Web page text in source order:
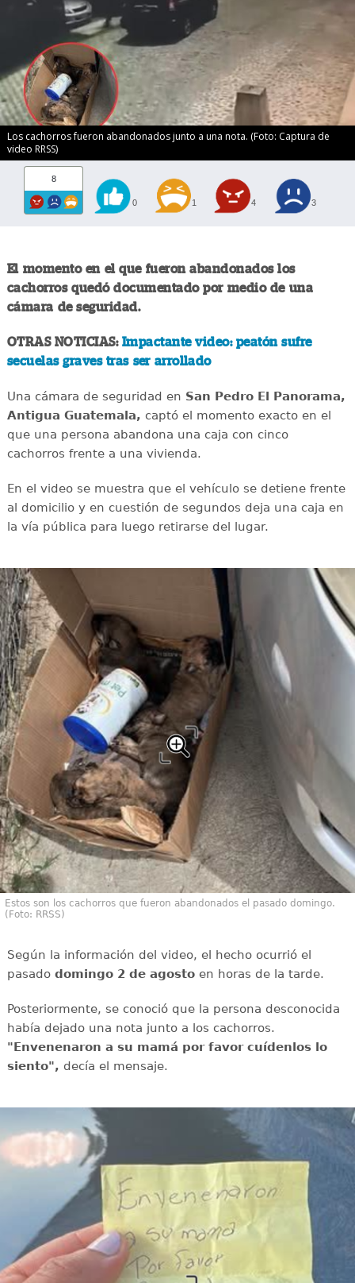
Los cachorros fueron abandonados junto a una nota. (Foto: Captura de
video RRSS)
8
0 1 4 3
El momento en el que fueron abandonados los
cachorros quedó documentado por medio de una
cámara de seguridad.
OTRAS NOTICIAS: Impactante video: peatón sufre
secuelas graves tras ser arrollado
Una cámara de seguridad en San Pedro El Panorama,
Antigua Guatemala, captó el momento exacto en el
que una persona abandona una caja con cinco
cachorros frente a una vivienda.
En el video se muestra que el vehículo se detiene frente
al domicilio y en cuestión de segundos deja una caja en
la vía pública para luego retirarse del lugar.
Estos son los cachorros que fueron abandonados el pasado domingo.
(Foto: RRSS)
Según la información del video, el hecho ocurrió el
pasado domingo 2 de agostoen horas de la tarde.
Posteriormente, se conoció que la persona desconocida
había dejado una nota junto a los cachorros.
"Envenenaron a su mamá por favor cuídenlos lo
siento", decía el mensaje.